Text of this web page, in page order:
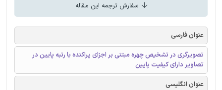
سفارش ترجمه این مقاله
عنوان فارسی
تصویرگری در تشخیص چهره مبتنی بر اجزای پراکنده با رتبه پایین در
تصاویر دارای کیفیت پایین
عنوان انگلیسی